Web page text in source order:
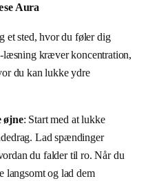
Aura
et sted, hvor du føler dig
læsning kræver koncentration,
du kan lukke ydre
øjne: Start med at lukke
Lad spændinger
du falder til ro. Når du
langsomt og lad dem